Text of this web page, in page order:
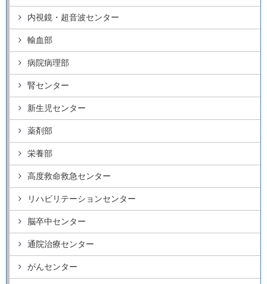
内視鏡・超音波センター
輸血部
病院病理部
腎センター
新生児センター
薬剤部
栄養部
高度救命救急センター
リハビリテーションセンター
脳卒中センター
通院治療センター
がんセンター